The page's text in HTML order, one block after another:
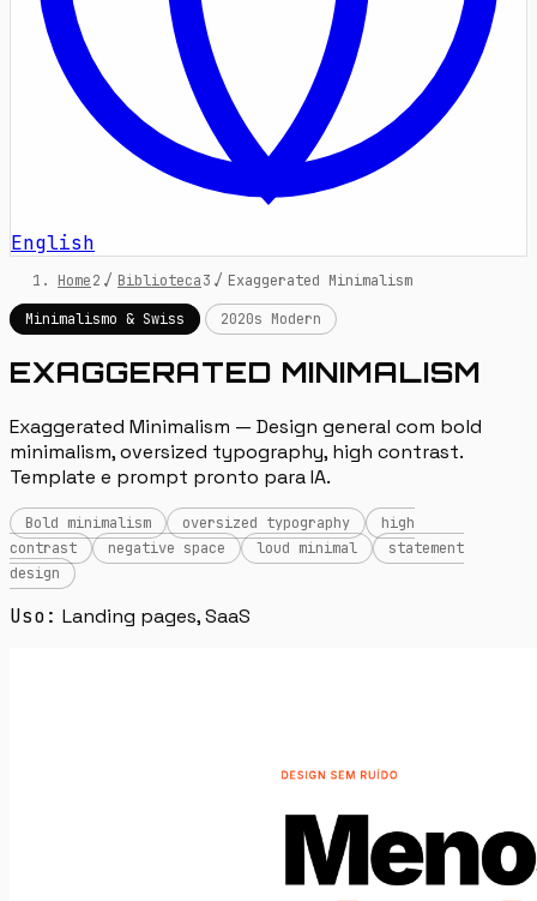
English
Home / Biblioteca / Exaggerated Minimalism
Minimalismo & Swiss
2020s Modern
EXAGGERATED MINIMALISM
Exaggerated Minimalism — Design general com bold
minimalism, oversized typography, high contrast.
Template e prompt pronto para IA.
Bold minimalism oversized typography
high
contrast
negative space loud minimal
statement
design
Uso: Landing pages, SaaS